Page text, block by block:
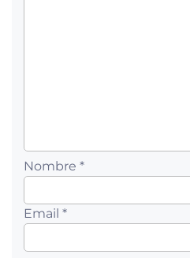
Nombre *
Email *